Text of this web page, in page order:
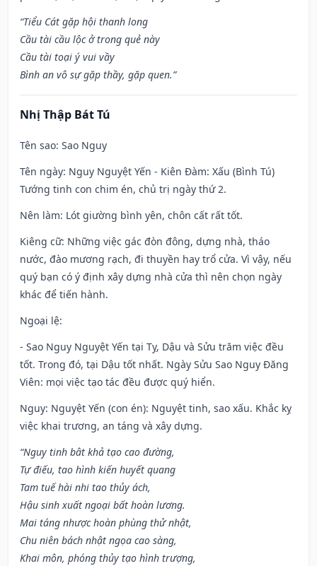
“Tiểu Cát gặp hội thanh long
Cầu tài cầu lộc ở trong quẻ này
Cầu tài toại ý vui vầy
Bình an vô sự gặp thầy, gặp quen.”
Nhị Thập Bát Tú
Tên sao: Sao Nguy
Tên ngày: Nguy Nguyệt Yến - Kiên Đàm: Xấu (Bình Tú)
Tướng tinh con chim én, chủ trị ngày thứ 2.
Nên làm: Lót giường bình yên, chôn cất rất tốt.
Kiêng cữ: Những việc gác đòn đông, dựng nhà, tháo
nước, đào mương rạch, đi thuyền hay trổ cửa. Vì vậy, nếu
quý bạn có ý định xây dựng nhà cửa thì nên chọn ngày
khác để tiến hành.
Ngoại lệ:
- Sao Nguy Nguyệt Yến tại Tỵ, Dậu và Sửu trăm việc đều
tốt. Trong đó, tại Dậu tốt nhất. Ngày Sửu Sao Nguy Đăng
Viên: mọi việc tạo tác đều được quý hiển.
Nguy: Nguyệt Yến (con én): Nguyệt tinh, sao xấu. Khắc kỵ
việc khai trương, an táng và xây dựng.
“Nguy tinh bât khả tạo cao đường,
Tự điếu, tao hình kiến huyết quang
Tam tuế hài nhi tao thủy ách,
Hậu sinh xuất ngoại bất hoàn lương.
Mai táng nhược hoàn phùng thử nhật,
Chu niên bách nhật ngọa cao sàng,
Khai môn, phóng thủy tạo hình trượng,